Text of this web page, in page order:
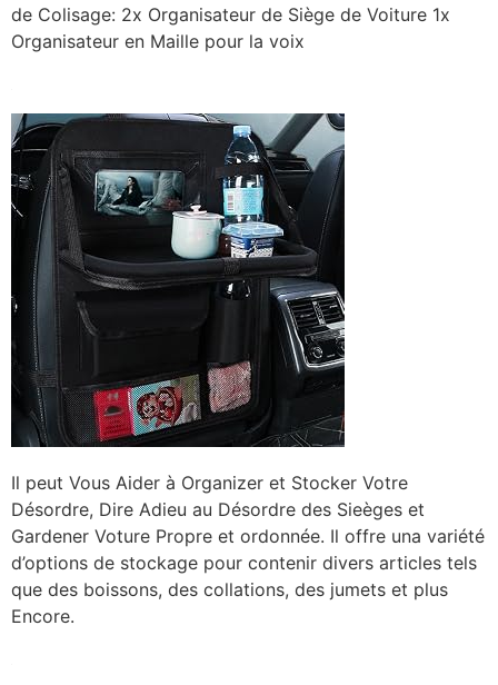
de Colisage: 2x Organisateur de Siège de Voiture 1x
Organisateur en Maille pour la voix
Il peut Vous Aider à Organizer et Stocker Votre
Désordre, Dire Adieu au Désordre des Sieèges et
Gardener Voture Propre et ordonnée. Il offre una variété
d’options de stockage pour contenir divers articles tels
que des boissons, des collations, des jumets et plus
Encore.